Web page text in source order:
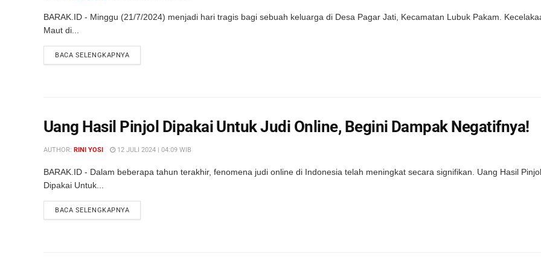
BARAK.ID - Minggu (21/7/2024) menjadi hari tragis bagi sebuah keluarga di Desa Pagar Jati, Kecamatan Lubuk Pakam.
Maut di...
BACA SELENGKAPNYADETAILS
Uang Hasil Pinjol Dipakai Untuk Judi Online, Begini Dampak Negatifnya!
AUTHOR: RINI YOSI 12 JULI 2024 | 04:09 WIB
BARAK.ID - Dalam beberapa tahun terakhir, fenomena judi online di Indonesia telah meningkat secara signifikan. Uang Hasil Pinjol
Dipakai Untuk...
BACA SELENGKAPNYADETAILS